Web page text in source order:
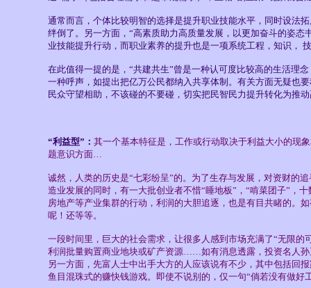
通常而言，个体比较明智的选择是提升职业技能水平，同时设法
绊倒了。另一方面，“高素质助力高质量发展，以更加奋斗的姿
业技能提升行动，而职业素养的提升也是一项系统工程，知识，
在此值得一提的是，“共建共生”曾是一种认可度比较高的生活理
一种呼声，如提出把亿万公民都纳入共享体制。有关方面无疑也
民众守望相助，不该碰的不要碰，切实把民智民力提升转化为推
“利益型”： 其一个基本特征是，工作或行动取决于利益大小的现
题意识方面…
诚然，人类的历史是“七彩纷呈”的。为了生存与发展，对资财的
造业发展的同时，有一大批创业者不惜“睡地板”，“啃菜团子”，
房地产等产业集群的行动，利润的大胆追逐，也是有目共睹的。
呢！还等等。
一段时间里，巨大的社会需求，让很多人感到市场充满了“无限
利润批量购置商业地块或矿产资源……如有消息透露，投资名人
另一方面，先富人士中出手大方的人应该说有不少，其中包括回
鱼目混珠式的赚快钱游戏。即使不说别的，仅一句“倘若没有做